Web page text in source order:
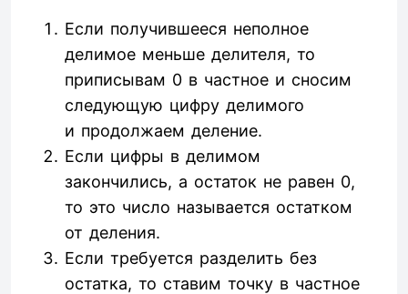
Если получившееся неполное
делимое меньше делителя, то
приписывам 0 в частное и сносим
следующую цифру делимого
и продолжаем деление.
Если цифры в делимом
закончились, а остаток не равен 0,
то это число называется остатком
от деления.
Если требуется разделить без
остатка, то ставим точку в частное